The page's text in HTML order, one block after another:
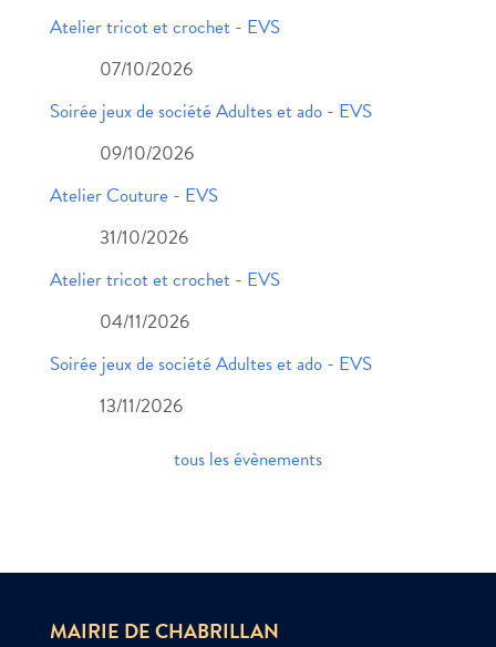
Atelier tricot et crochet - EVS
07/10/2026
Soirée jeux de société Adultes et ado - EVS
09/10/2026
Atelier Couture - EVS
31/10/2026
Atelier tricot et crochet - EVS
04/11/2026
Soirée jeux de société Adultes et ado - EVS
13/11/2026
tous les évènements
MAIRIE DE CHABRILLAN